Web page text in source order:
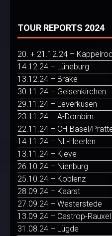
TOUR REPORTS 2024
20. + 21.12.24 –
14.12.24 – Lüneburg
13.12.24 – Brake
30.11.24 – Gelsenkirchen
29.11.24 – Leverkusen
23.11.24 – A-Dornbirn
22.11.24 – CH-Basel/
14.11.24 – NL-Heerlen
13.11.24 – Kleve
26.10.24 – Nienburg
25.10.24 – Koblenz
28.09.24 – Kaarst
27.09.24 – Westerstede
13.09.24 – Castrop-Rauxel
31.08.24 – Lügde